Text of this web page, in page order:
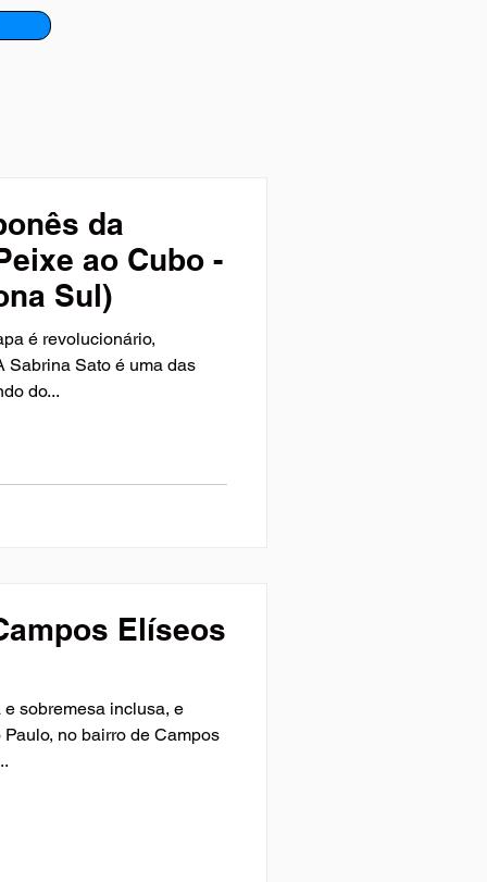
da
ao Cubo -
Sul)
é revolucionário,
Sabrina Sato é uma das
do...
Elíseos
sobremesa inclusa, e
no bairro de Campos